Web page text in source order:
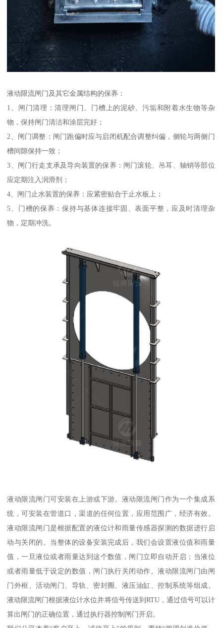
液动限流闸门及其它金属结构的保养：
1、闸门清理：清理闸门、门槽上的泥砂、污垢和附着水生物等杂
物，保持闸门清洁和涂层完好；
2、闸门调整：闸门跑偏时应与启闭机配合调整纠偏，侧轮与两侧门
槽间隙保持一致；
3、闸门行走支承及导向装置的保养：闸门滚轮、吊耳、轴销等部位
应定期注入润滑剂；
4、闸门止水装置的保养：应紧密贴合于止水板上；
5、门槽的保养：保持与基体连接牢固、表面平整，应及时清理杂
物，定期冲洗。
液动限流闸门可安装在上游或下游。液动限流闸门作为一个集成系
统，可安装在管道口，渠道的任何位置，应用范围广，经济有效。
液动限流闸门是根据配置的液位计和雨量传感器探测的数据进行启
动与关闭的。当整体的设备安装完成后，我们会设置液位值和雨量
值，一旦液位或者雨量达到这个数值，闸门立即自动开启；当液位
或者雨量低于设定的数值，闸门执行关闭动作。液动限流闸门由闸
门外框、活动闸门、导轨、密封圈、液压油缸、控制系统等组成。
液动限流闸门根据液位计水位并将信号传送到RTU，通过信号可以计
算出闸门的正确位置，通过执行器控制闸门开启。